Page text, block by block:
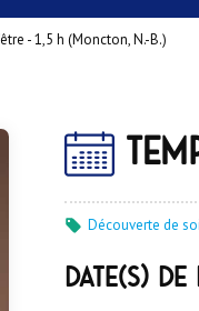
- 1,5 h (Moncton, N.-B.)
Découverte de soi
Date(s)